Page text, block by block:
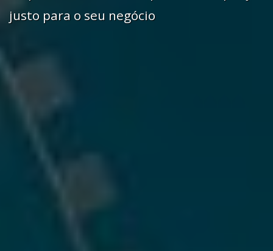
justo para o seu negócio